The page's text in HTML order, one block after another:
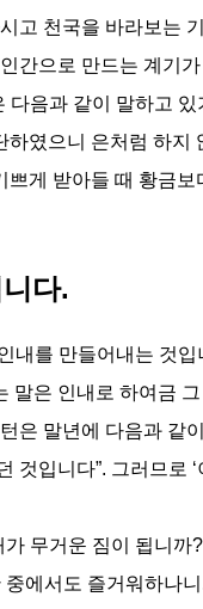
고 천국을 바라보는
간으로 만드는 계기
음과 같이 말하고
였으니 은처럼 하
게 받아들 때 황금
다.
내를 만들어내는 것
말은 인내로 하여금
은 말년에 다음과 같
입니다”. 그러므로
무거운 짐이 됩니
에서도 즐거워하나